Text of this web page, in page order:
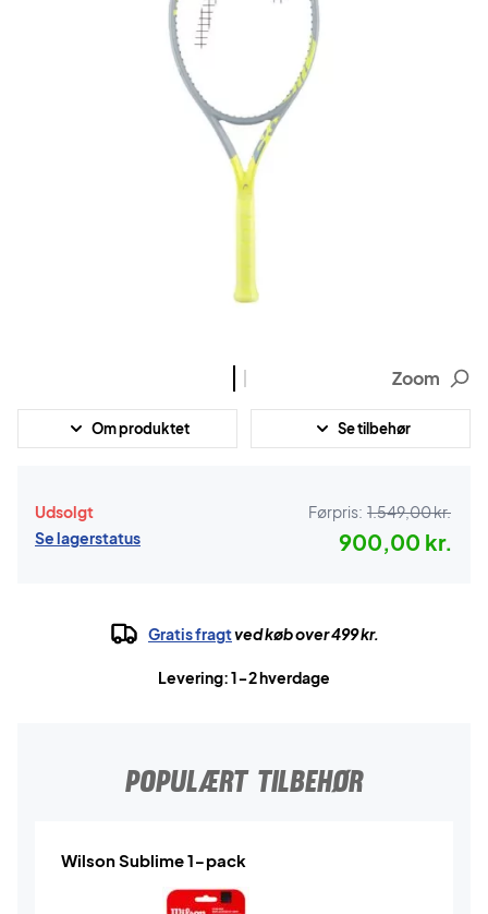
Zoom
Om produktet Se tilbehør
Udsolgt
Se lagerstatus
Førpris: 1.549,00 kr.
900,00 kr.
Gratis fragtved køb over 499 kr.
Levering: 1-2 hverdage
POPULÆRT TILBEHØR
Wilson Sublime 1-pack